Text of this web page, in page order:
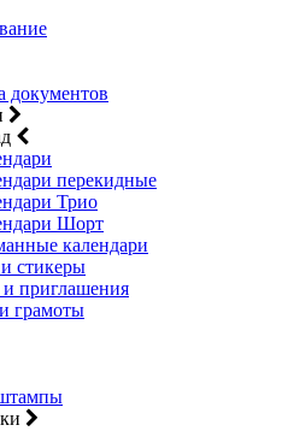
документов
перекидные
Трио
Шорт
календари
стикеры
приглашения
грамоты